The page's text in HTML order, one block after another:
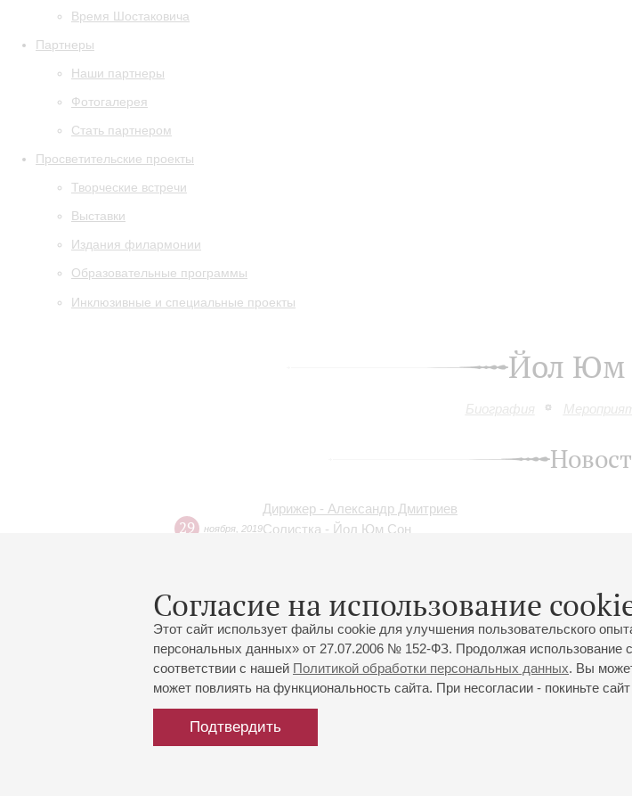
Время Шостаковича
Партнеры
Наши партнеры
Фотогалерея
Стать партнером
Просветительские проекты
Творческие встречи
Выставки
Издания филармонии
Образовательные программы
Инклюзивные и специальные проекты
Йол Юм
Биография
Согласие на использование
Этот сайт использует файлы cookie для улучшения пользовательского
персональных данных» от 27.07.2006 № 152-ФЗ. Продолжая использование
соответствии с нашей Политикой обработки персональных данных. Вы
может повлиять на функциональность сайта. При несогласии - покиньте сайт
Подтвердить
29 ноября 2019
Дирижер - Александр Дмитриев
Солистка - Йол Юм Сон
02 июля,2015Закрытие сезона Академического симфонического оркестра